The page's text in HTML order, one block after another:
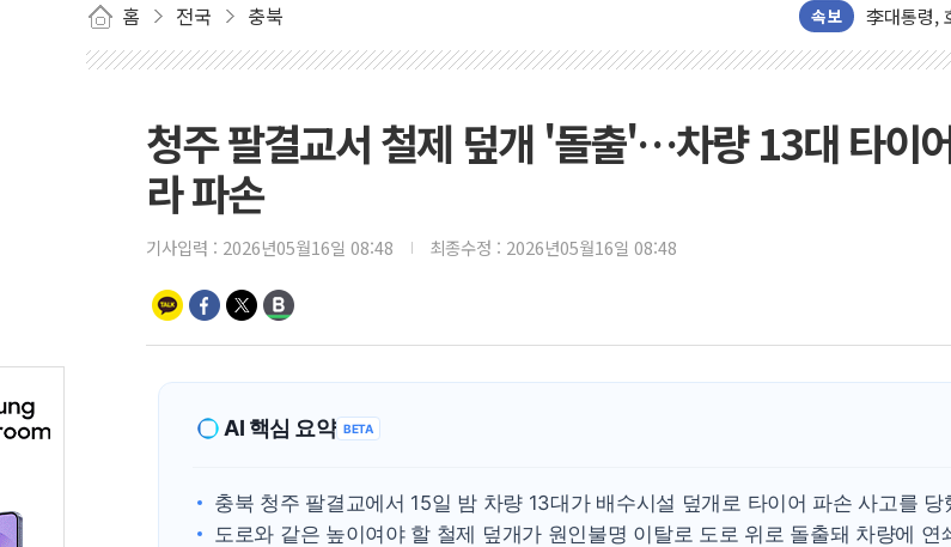
홈 전국 충북 속보
李대통령,
'변기 수리'
프롬바이
NH농협생
푸본현대
교보생명, '
네이버 클
서울 재건
청주 팔결교서 철제 덮개 '돌출'…차량 13대 타이
라 파손
기사입력 : 2026년05월16일 08:48 최종수정 : 2026년05월16일 08:48
AI 핵심 요약 BETA
충북 청주 팔결교에서 15일 밤 차량 13대가 배수시설 덮개로 타이어 파손 사고를 당
도로와 같은 높이여야 할 철제 덮개가 원인불명 이탈로 도로 위로 돌출돼 차량에 연